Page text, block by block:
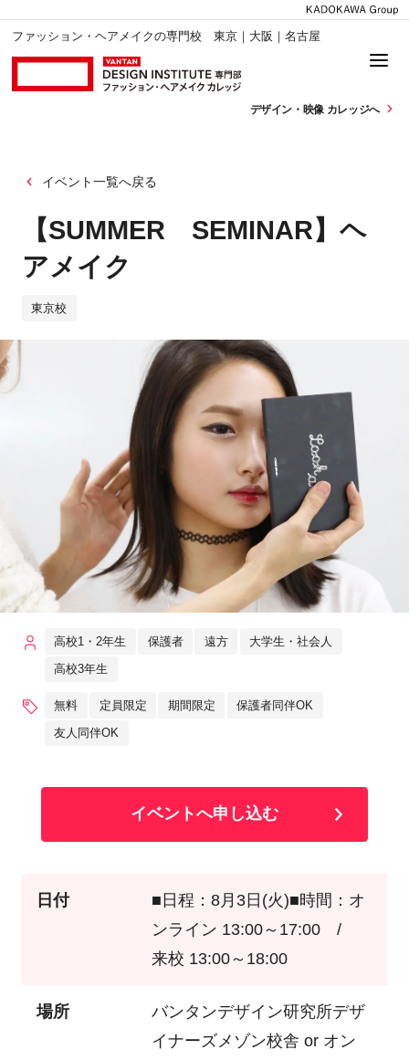
ファッション・ヘアメイクの専門校 東京｜大阪｜名古屋
デザイン・ 映像 カレッジへ
イベント一覧へ戻る
【SUMMER SEMINAR】ヘ
アメイク
東京校
高校1・2年生 保護者 遠方 大学生・社会人
高校3年生
無料 定員限定 期間限定 保護者同伴OK
友人同伴OK
イベントへ申し込む
日付
■日程：8月3日(火)■時間：オ
ンライン 13:00～17:00 /
来校 13:00～18:00
場所
バンタンデザイン研究所デザ
イナーズメゾン校舎 or オン